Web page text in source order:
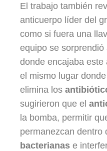
El trabajo también
anticuerpo líder del
como si fuera una
equipo se
donde encajaba este
el mismo lugar donde
elimina los
sugirieron que el
la bomba, permitir
permanezcan dentro
bacterianas e